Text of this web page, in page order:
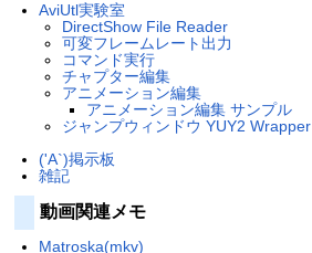
AviUtl実験室
DirectShow File Reader
可変フレームレート出力
コマンド実行
チャプター編集
アニメーション編集
アニメーション編集 サンプル
ジャンプウィンドウ YUY2 Wrapper
('A`)掲示板
雑記
動画関連メモ
Matroska(mkv)